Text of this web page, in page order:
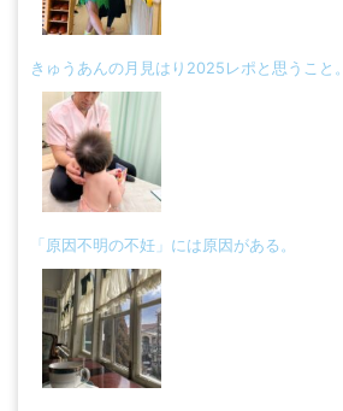
きゅうあんの月見はり2025レポと思うこと。
「原因不明の不妊」には原因がある。